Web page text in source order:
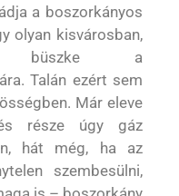
a boszorkányos
olyan kisvárosban,
büszke a
Talán ezért sem
Már eleve
része úgy gáz
hát még, ha az
szembesülni,